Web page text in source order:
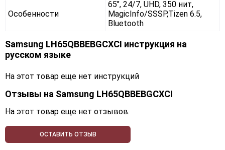
Особенности
65", 24/7, UHD, 350 нит,
MagicInfo/SSSP,Tizen 6.5,
Bluetooth
Samsung LH65QBBEBGCXCI инструкция на
русском языке
На этот товар еще нет инструкций
Отзывы на Samsung LH65QBBEBGCXCI
На этот товар еще нет отзывов.
ОСТАВИТЬ ОТЗЫВ